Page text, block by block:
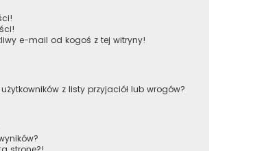
e-mail od kogoś z tej witryny!
z listy przyjaciół lub wrogów?